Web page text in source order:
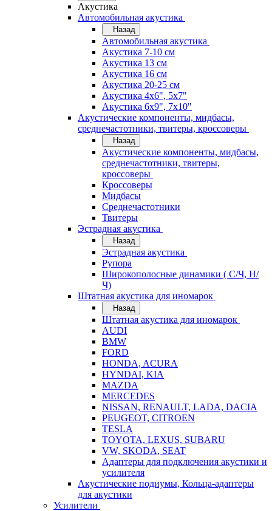
Акустика
Автомобильная акустика
Назад
Автомобильная акустика
Акустика 7-10 см
Акустика 13 см
Акустика 16 см
Акустика 20-25 см
Акустика 4х6", 5х7"
Акустика 6х9", 7х10"
Акустические компоненты, мидбасы,
среднечастотники, твитеры, кроссоверы
Назад
Акустические компоненты, мидбасы,
среднечастотники, твитеры,
кроссоверы
Кроссоверы
Мидбасы
Среднечастотники
Твитеры
Эстрадная акустика
Назад
Эстрадная акустика
Рупора
Широкополосные динамики ( С/Ч, Н/
Ч)
Штатная акустика для иномарок
Назад
Штатная акустика для иномарок
AUDI
BMW
FORD
HONDA, ACURA
HYNDAI, KIA
MAZDA
MERCEDES
NISSAN, RENAULT, LADA, DACIA
PEUGEOT, CITROEN
TESLA
TOYOTA, LEXUS, SUBARU
VW, SKODA, SEAT
Адаптеры для подключения акустики и
усилителя
Акустические подиумы, Кольца-адаптеры
для акустики
Усилители